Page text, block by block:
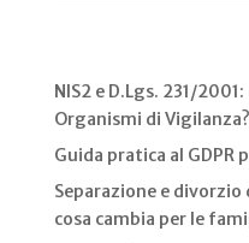
NIS2 e D.Lgs. 231/
Organismi di
Guida pratica al GDPR
Separazione e
cosa cambia per le